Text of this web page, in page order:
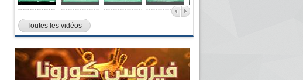
Toutes les vidéos